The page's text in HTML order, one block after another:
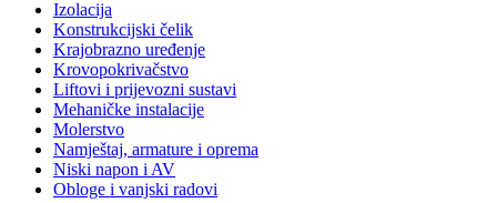
Izolacija
Konstrukcijski čelik
Krajobrazno uređenje
Krovopokrivačstvo
Liftovi i prijevozni sustavi
Mehaničke instalacije
Molerstvo
Namještaj, armature i oprema
Niski napon i AV
Obloge i vanjski radovi